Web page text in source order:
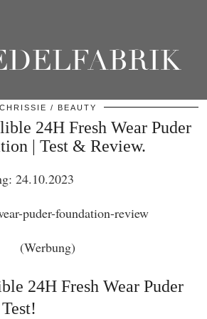
CHRISSIE BEAUTY
24H Fresh Wear Puder
| Test & Review.
24.10.2023
(Werbung)
24H Fresh Wear Puder